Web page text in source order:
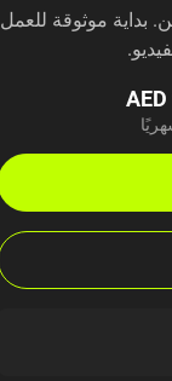
بداية موثوقة للعمل